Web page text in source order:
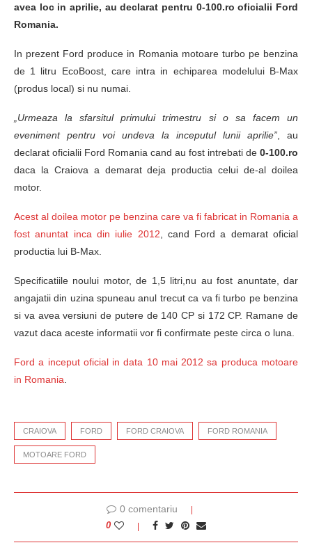
avea loc in aprilie, au declarat pentru 0-100.ro oficialii Ford
Romania.
In prezent Ford produce in Romania motoare turbo pe benzina
de 1 litru EcoBoost, care intra in echiparea modelului B-Max
(produs local) si nu numai.
„Urmeaza la sfarsitul primului trimestru si o sa facem un
eveniment pentru voi undeva la inceputul lunii aprilie” , au
declarat oficialii Ford Romania cand au fost intrebati de 0-100.ro
daca la Craiova a demarat deja productia celui de-al doilea
motor.
Acest al doilea motor pe benzina care va fi fabricat in Romania a
fost anuntat inca din iulie 2012 , cand Ford a demarat oficial
productia lui B-Max.
Specificatiile noului motor, de 1,5 litri,nu au fost anuntate, dar
angajatii din uzina spuneau anul trecut ca va fi turbo pe benzina
si va avea versiuni de putere de 140 CP si 172 CP. Ramane de
vazut daca aceste informatii vor fi confirmate peste circa o luna.
Ford a inceput oficial in data 10 mai 2012 sa produca motoare
in Romania
CRAIOVA FORD FORD CRAIOVA FORD ROMANIA
MOTOARE FORD
0 comentariu
0